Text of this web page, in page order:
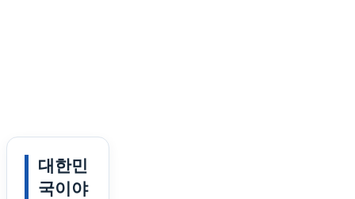
대한민
국이야